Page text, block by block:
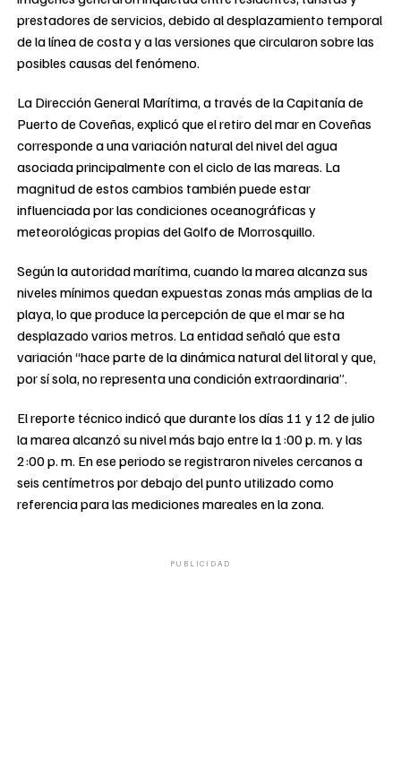
prestadores de servicios, debido al desplazamiento temporal
de la línea de costa y a las versiones que circularon sobre las
posibles causas del fenómeno.
La Dirección General Marítima, a través de la Capitanía de
Puerto de Coveñas, explicó que el retiro del mar en Coveñas
corresponde a una variación natural del nivel del agua
asociada principalmente con el ciclo de las mareas. La
magnitud de estos cambios también puede estar
influenciada por las condiciones oceanográficas y
meteorológicas propias del Golfo de Morrosquillo.
Según la autoridad marítima, cuando la marea alcanza sus
niveles mínimos quedan expuestas zonas más amplias de la
playa, lo que produce la percepción de que el mar se ha
desplazado varios metros. La entidad señaló que esta
variación “hace parte de la dinámica natural del litoral y que,
por sí sola, no representa una condición extraordinaria”.
El reporte técnico indicó que durante los días 11 y 12 de julio
la marea alcanzó su nivel más bajo entre la 1:00 p. m. y las
2:00 p. m. En ese periodo se registraron niveles cercanos a
seis centímetros por debajo del punto utilizado como
referencia para las mediciones mareales en la zona.
PUBLICIDAD